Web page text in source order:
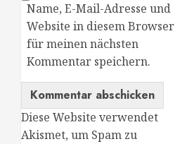
Name, E-Mail-Adresse und
Website in diesem Browser
für meinen nächsten
Kommentar speichern.
Diese Website verwendet
Akismet, um Spam zu